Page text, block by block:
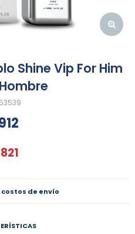
Shine Vip For Him
53539
821
de envío